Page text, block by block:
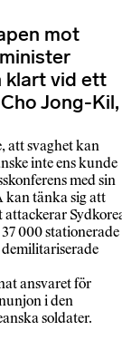
mot
klart vid ett
Jong-Kil,
att svaghet kan
inte ens kunde
med sin
kan tänka sig att
000 stationerade
ansvaret för
i den
soldater.